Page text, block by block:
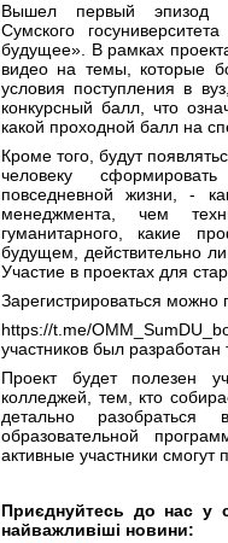
Вышел первый эпизод
Сумского
будущее». В рамках
видео на темы, которые
условия поступления в
конкурсный балл, что
какой проходной балл на
Кроме того, будут
человеку
повседневной жизни, -
менеджмента, чем
гуманитарного, какие
будущем, действительно
Участие в проектах для
Зарегистрироваться можно
https://t.me/
участников был разработан
Проект будет полезен
колледжей, тем, кто
детально
образовательной
активные участники смогут
Приєднуйтесь до нас у
найважливіші новини: